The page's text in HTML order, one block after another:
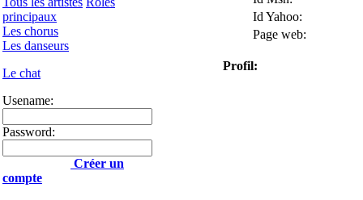
principaux
Les chorus
Les danseurs
Le chat
Usename:
Password:
Créer un
compte
Id Yahoo:
Page web:
Profil: